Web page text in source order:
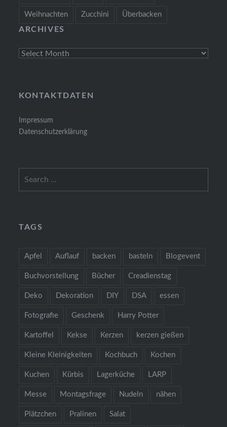
Weihnachten Zucchini Überbacken
ARCHIVES
Archives
KONTAKTDATEN
Impressum
Datenschutzerklärung
TAGS
Apfel Auflauf backen basteln Blogevent
Buchvorstellung Bücher Creadienstag
Deko Dekoration DIY DSA essen
Fotografie Geschenk Harry Potter
Kartoffel Kekse Kerzen kerzen gießen
Kleine Kleinigkeiten Kochbuch Kochen
Kuchen Kürbis Lagerküche LARP
Messe Montagsfrage Nudeln nähen
Plätzchen Pralinen Salat